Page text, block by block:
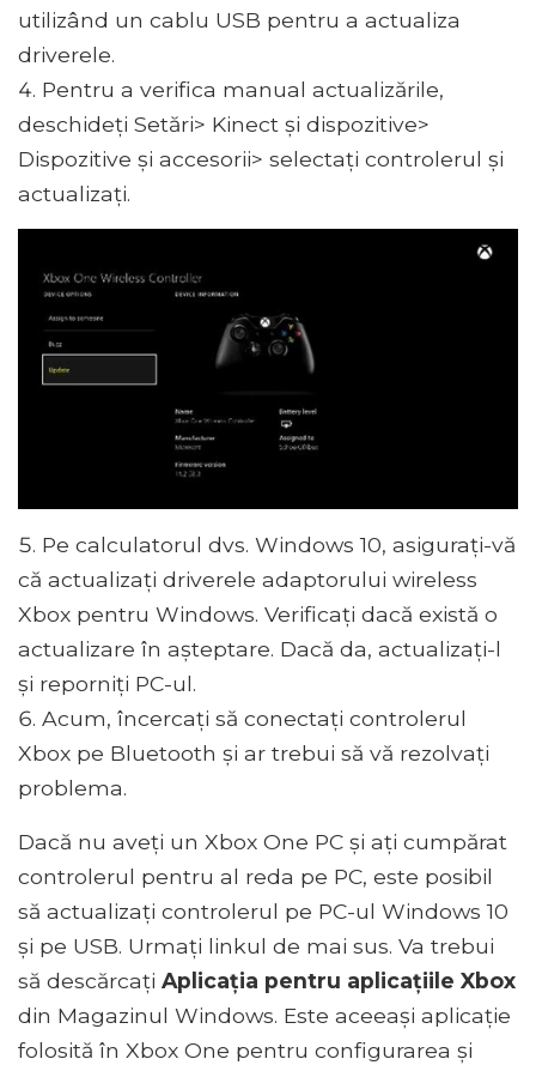
utilizând un cablu USB pentru a actualiza
driverele.
Pentru a verifica manual actualizările,
deschideți Setări> Kinect și dispozitive>
Dispozitive și accesorii> selectați controlerul și
actualizați.
Pe calculatorul dvs. Windows 10, asigurați-vă
că actualizați driverele adaptorului wireless
Xbox pentru Windows. Verificați dacă există o
actualizare în așteptare. Dacă da, actualizați-l
și reporniți PC-ul.
Acum, încercați să conectați controlerul
Xbox pe Bluetooth și ar trebui să vă rezolvați
problema.
Dacă nu aveți un Xbox One PC și ați cumpărat
controlerul pentru al reda pe PC, este posibil
să actualizați controlerul pe PC-ul Windows 10
și pe USB. Urmați linkul de mai sus. Va trebui
să descărcați Aplicația pentru aplicațiile Xbox
din Magazinul Windows. Este aceeași aplicație
folosită în Xbox One pentru configurarea și